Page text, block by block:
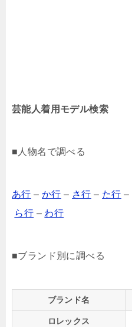
芸能人着用モデル検索
■人物名で調べる
あ行 –か行 – さ行 – た行 –
ら行 – わ行
■ブランド別に調べる
ブランド名
ロレックス